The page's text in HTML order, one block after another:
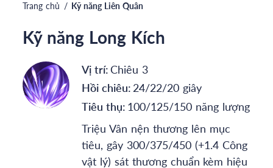
Trang chủ / Kỹ năng Liên Quân
Kỹ năng Long Kích
Vị trí:Chiêu 3
Hồi chiêu: 24/22/20 giây
Tiêu thụ: 100/125/150 năng lượng
Triệu Vân nện thương lên mục
tiêu, gây 300/375/450 (+1.4 Công
vật lý) sát thương chuẩn kèm hiệu